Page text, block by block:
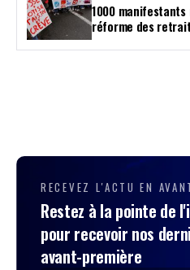
1000
réforme des
RECEVEZ L'ACTU EN
Restez à la pointe de
pour recevoir nos
avant-première